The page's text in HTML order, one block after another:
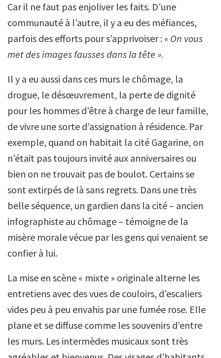
Car il ne faut pas enjoliver les faits. D’une
communauté à l’autre, il y a eu des méfiances,
parfois des efforts pour s’apprivoiser : « On vous
met des images fausses dans la tête ».
Il y a eu aussi dans ces murs le chômage, la
drogue, le désœuvrement, la perte de dignité
pour les hommes d’être à charge de leur famille,
de vivre une sorte d’assignation à résidence. Par
exemple, quand on habitait la cité Gagarine, on
n’était pas toujours invité aux anniversaires ou
bien on ne trouvait pas de boulot. Certains se
sont extirpés de là sans regrets. Dans une très
belle séquence, un gardien dans la cité – ancien
infographiste au chômage – témoigne de la
misère morale vécue par les gens qui venaient se
confier à lui.
La mise en scène « mixte » originale alterne les
entretiens avec des vues de couloirs, d’escaliers
vides peu à peu envahis par une fumée rose. Elle
plane et se diffuse comme les souvenirs d’entre
les murs. Les intermèdes musicaux sont très